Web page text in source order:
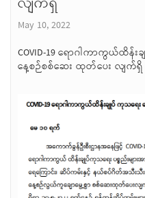
May 10, 2022
COVID-19 ရောဂါကာကွယ်ထိန်း
နေ့စဉ်စစ်ဆေး ထုတ်ပေး လျက်ရှိ